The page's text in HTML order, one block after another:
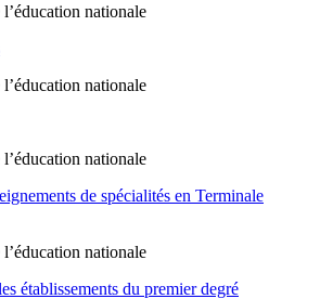
nationale
nationale
nationale
de spécialités en Terminale
nationale
établissements du premier degré